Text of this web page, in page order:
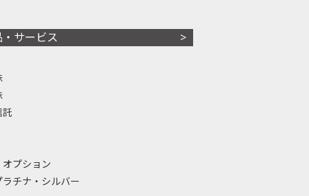
・サービス
託
プション
ラチナ・シルバー